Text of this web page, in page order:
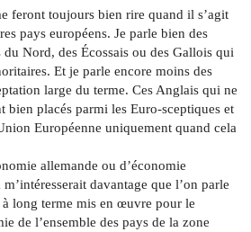
feront toujours bien rire quand il s’agit
pays européens. Je parle bien des
Nord, des Écossais ou des Gallois qui
Et je parle encore moins des
large du terme. Ces Anglais qui ne
bien placés parmi les Euro-sceptiques et
Européenne uniquement quand cela
allemande ou d’économie
davantage que l’on parle
long terme mis en œuvre pour le
de l’ensemble des pays de la zone